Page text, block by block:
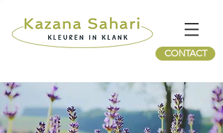
CONTACT